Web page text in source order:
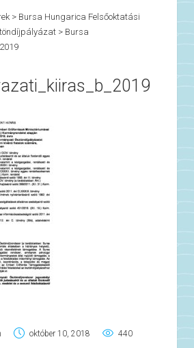
> Bursa Hungarica Felsőoktatási
> Bursa
október 10, 2018 440